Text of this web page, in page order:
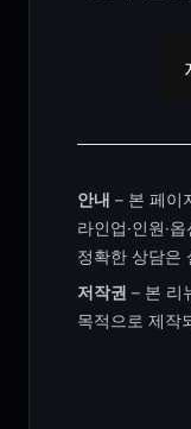
안내 – 본 페이
라인업·인원·
정확한 상담은
저작권 – 본 리
목적으로 제작